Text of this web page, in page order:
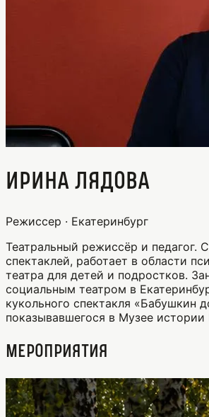
Ирина Лядова
Режиссер · Екатеринбург
Театральный режиссёр и педагог.
спектаклей, работает в области
театра для детей и подростков.
социальным театром в
кукольного спектакля «Бабушкин
показывавшегося в Музее истории
Мероприятия